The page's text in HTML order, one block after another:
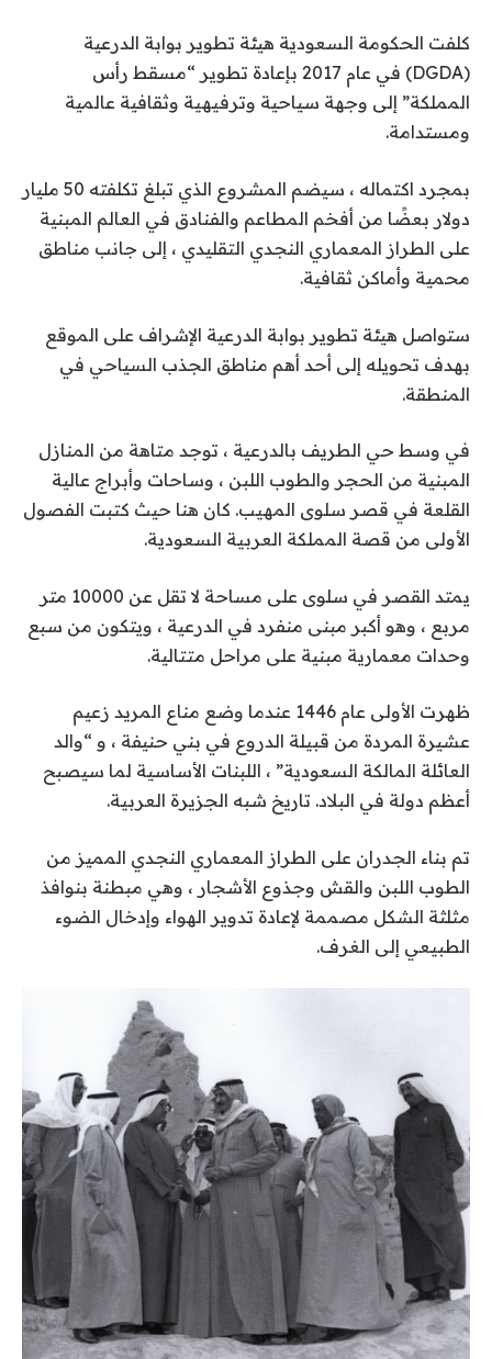
كلفت الحكومة السعودية هيئة تطوير بوابة الدرعية
(DGDA) في عام 2017 بإعادة تطوير “مسقط رأس
المملكة” إلى وجهة سياحية وترفيهية وثقافية عالمية
ومستدامة.
بمجرد اكتماله ، سيضم المشروع الذي تبلغ تكلفته 50 مليار
دولار بعضًا من أفخم المطاعم والفنادق في العالم المبنية
على الطراز المعماري النجدي التقليدي ، إلى جانب مناطق
محمية وأماكن ثقافية.
ستواصل هيئة تطوير بوابة الدرعية الإشراف على الموقع
بهدف تحويله إلى أحد أهم مناطق الجذب السياحي في
المنطقة.
في وسط حي الطريف بالدرعية ، توجد متاهة من المنازل
المبنية من الحجر والطوب اللبن ، وساحات وأبراج عالية
القلعة في قصر سلوى المهيب. كان هنا حيث كتبت الفصول
الأولى من قصة المملكة العربية السعودية.
يمتد القصر في سلوى على مساحة لا تقل عن 10000 متر
مربع ، وهو أكبر مبنى منفرد في الدرعية ، ويتكون من سبع
وحدات معمارية مبنية على مراحل متتالية.
ظهرت الأولى عام 1446 عندما وضع مناع المريد زعيم
عشيرة المردة من قبيلة الدروع في بني حنيفة ، و “والد
العائلة المالكة السعودية” ، اللبنات الأساسية لما سيصبح
أعظم دولة في البلاد. تاريخ شبه الجزيرة العربية.
تم بناء الجدران على الطراز المعماري النجدي المميز من
الطوب اللبن والقش وجذوع الأشجار ، وهي مبطنة بنوافذ
مثلثة الشكل مصممة لإعادة تدوير الهواء وإدخال الضوء
الطبيعي إلى الغرف.